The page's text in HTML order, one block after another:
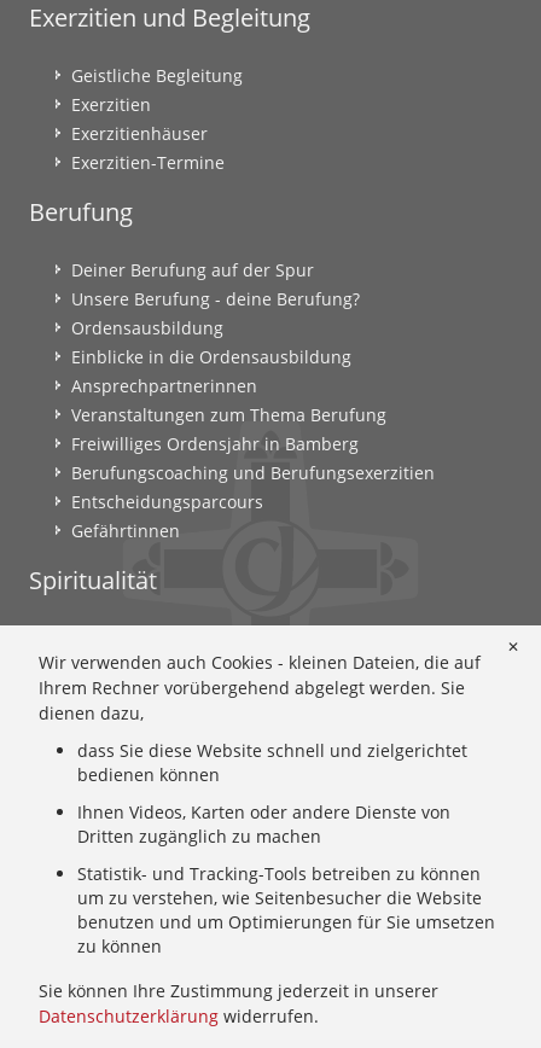
Exerzitien und Begleitung
Geistliche Begleitung
Exerzitien
Exerzitienhäuser
Exerzitien-Termine
Berufung
Deiner Berufung auf der Spur
Unsere Berufung - deine Berufung?
Ordensausbildung
Einblicke in die Ordensausbildung
Ansprechpartnerinnen
Veranstaltungen zum Thema Berufung
Freiwilliges Ordensjahr in Bamberg
Berufungscoaching und Berufungsexerzitien
Entscheidungsparcours
Gefährtinnen
Spiritualität
Ignatianisch beten: Wie geht das? Eine Anleitung
Ignatianisch und weiblich: Mary Wards Spiritualität
Mary-Ward: Geschichte und Texte im Überblick
Mary Ward 400: Mary Wards erster Weg nach Rom
Spirituelle Impulse
Zeitschrift: Spiritualität konkret
Gemeinschaft
Wer wir sind: Ignatianisch - Weiblich - CJ
Wie wir leben: Unsere Sendung
Wer uns führt: Unsere Ordensleitung
✕
Wir verwenden auch Cookies - kleinen Dateien, die auf
Ihrem Rechner vorübergehend abgelegt werden. Sie
dienen dazu,
dass Sie diese Website schnell und zielgerichtet
bedienen können
Ihnen Videos, Karten oder andere Dienste von
Dritten zugänglich zu machen
Statistik- und Tracking-Tools betreiben zu können
um zu verstehen, wie Seitenbesucher die Website
benutzen und um Optimierungen für Sie umsetzen
zu können
Sie können Ihre Zustimmung jederzeit in unserer
Datenschutzerklärung widerrufen.